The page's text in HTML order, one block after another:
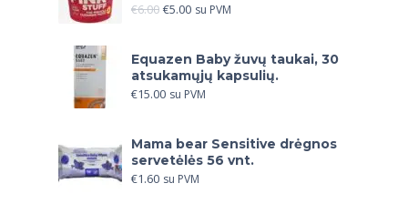
€6.00 €5.00 su PVM
Equazen Baby žuvų taukai, 30
atsukamųjų kapsulių.
€15.00 su PVM
Mama bear Sensitive drėgnos
servetėlės 56 vnt.
€1.60 su PVM